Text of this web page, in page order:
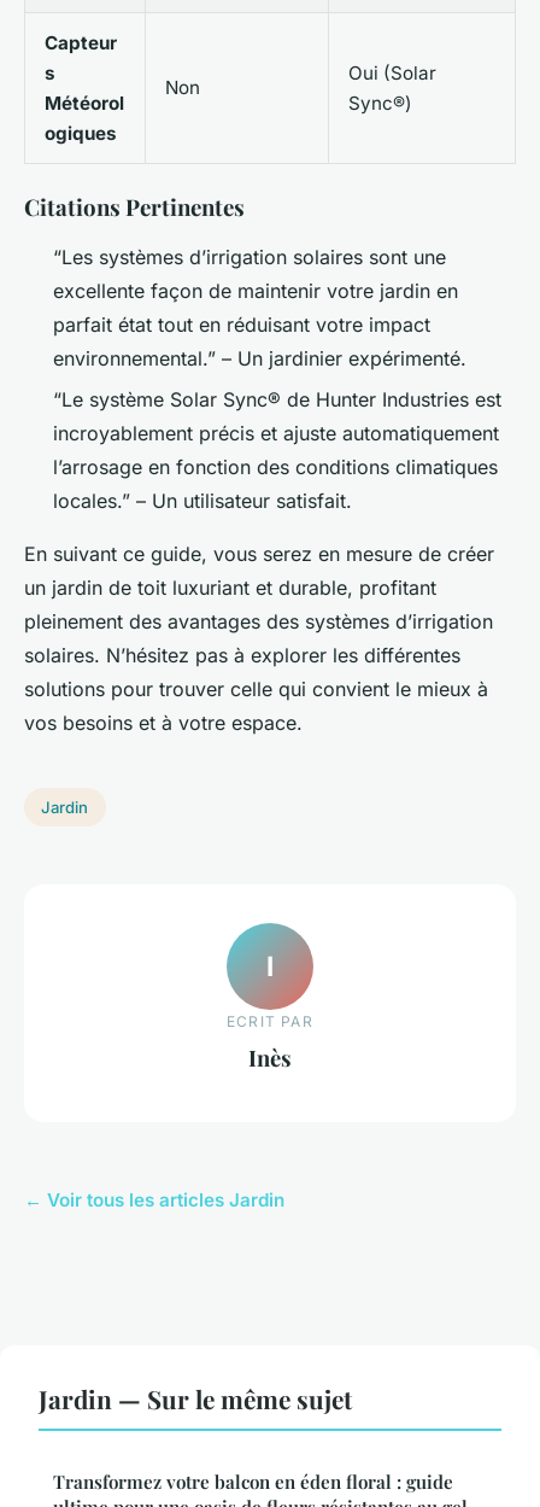
Capteur
s
Météorol
ogiques
Non
Oui (Solar
Sync®)
Citations Pertinentes
“Les systèmes d’irrigation solaires sont une
excellente façon de maintenir votre jardin en
parfait état tout en réduisant votre impact
environnemental.” – Un jardinier expérimenté.
“Le système Solar Sync® de Hunter Industries est
incroyablement précis et ajuste automatiquement
l’arrosage en fonction des conditions climatiques
locales.” – Un utilisateur satisfait.
En suivant ce guide, vous serez en mesure de créer
un jardin de toit luxuriant et durable, profitant
pleinement des avantages des systèmes d’irrigation
solaires. N’hésitez pas à explorer les différentes
solutions pour trouver celle qui convient le mieux à
vos besoins et à votre espace.
Jardin
I
ECRIT PAR
Inès
← Voir tous les articles Jardin
Jardin — Sur le même sujet
Transformez votre balcon en éden floral : guide